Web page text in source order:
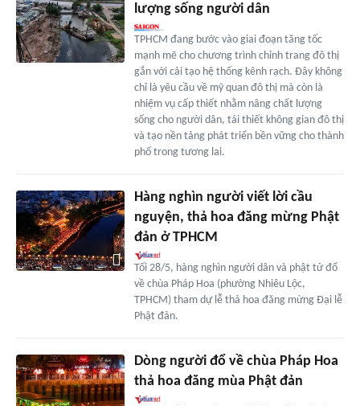
lượng sống người dân
TPHCM đang bước vào giai đoạn tăng tốc
mạnh mẽ cho chương trình chỉnh trang đô thị
gắn với cải tạo hệ thống kênh rạch. Đây không
chỉ là yêu cầu về mỹ quan đô thị mà còn là
nhiệm vụ cấp thiết nhằm nâng chất lượng
sống cho người dân, tái thiết không gian đô thị
và tạo nền tảng phát triển bền vững cho thành
phố trong tương lai.
Hàng nghìn người viết lời cầu
nguyện, thả hoa đăng mừng Phật
đản ở TPHCM
Tối 28/5, hàng nghìn người dân và phật tử đổ
về chùa Pháp Hoa (phường Nhiêu Lộc,
TPHCM) tham dự lễ thả hoa đăng mừng Đại lễ
Phật đản.
Dòng người đổ về chùa Pháp Hoa
thả hoa đăng mùa Phật đản